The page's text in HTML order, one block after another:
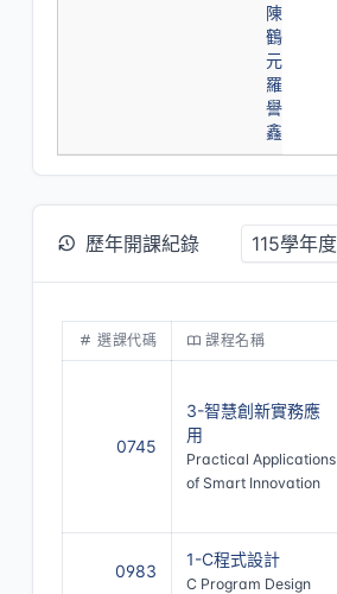
陳
鶴
元
羅
譽
鑫
歷年開課紀錄
選課代碼 課程名稱
0745
3-智慧創新實務應
用
Practical Applications
of Smart Innovation
0983
1-C程式設計
C Program Design